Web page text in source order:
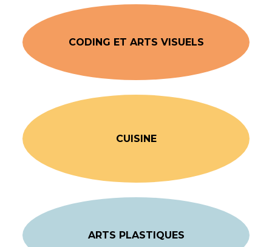
CODING ET ARTS VISUELS
CUISINE
ARTS PLASTIQUES